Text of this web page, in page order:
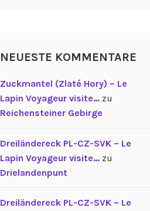
NEUESTE KOMMENTARE
Zuckmantel (Zlaté Hory) – Le
Lapin Voyageur visite…zu
Reichensteiner Gebirge
Dreiländereck PL-CZ-SVK – Le
Lapin Voyageur visite…zu
Drielandenpunt
Dreiländereck PL-CZ-SVK – Le